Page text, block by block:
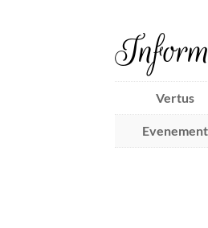
Vertus
Evenement